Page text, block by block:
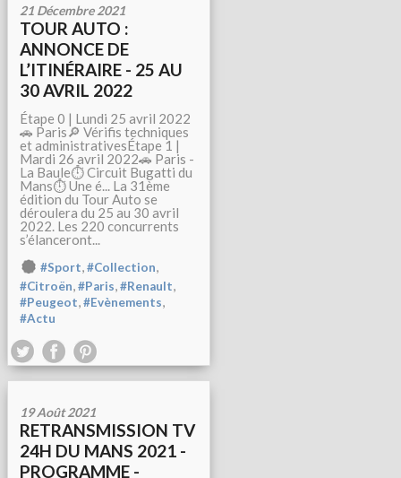
21 Décembre 2021
TOUR AUTO :
ANNONCE DE
L’ITINÉRAIRE - 25 AU
30 AVRIL 2022
Étape 0 | Lundi 25 avril 2022
🚗 Paris🔎 Vérifis techniques
et administrativesÉtape 1 |
Mardi 26 avril 2022🚗 Paris -
La Baule⏱ Circuit Bugatti du
Mans⏱ Une é... La 31ème
édition du Tour Auto se
déroulera du 25 au 30 avril
2022. Les 220 concurrents
s’élanceront...
#Sport,#Collection,
#Citroën,#Paris,#Renault,
#Peugeot,#Evènements,
#Actu
19 Août 2021
RETRANSMISSION TV
24H DU MANS 2021 -
PROGRAMME -